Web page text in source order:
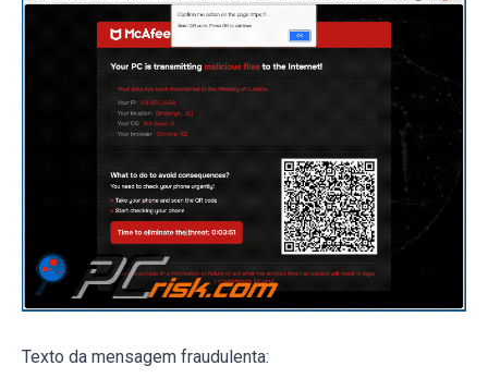
Texto da mensagem fraudulenta: